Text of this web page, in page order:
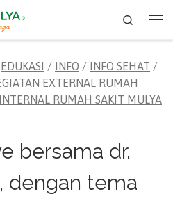
Search
EDUKASI / INFO / INFO SEHAT /
EXTERNAL RUMAH
RUMAH SAKIT MULYA
bersama dr.
dengan tema